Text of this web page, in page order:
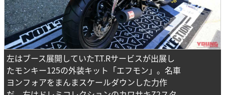
左はブース展開していたT.T.Rサービスが出展し
たモンキー125の外装キット「エフモン」。名車
ヨンフォアをまんまスケールダウンした力作